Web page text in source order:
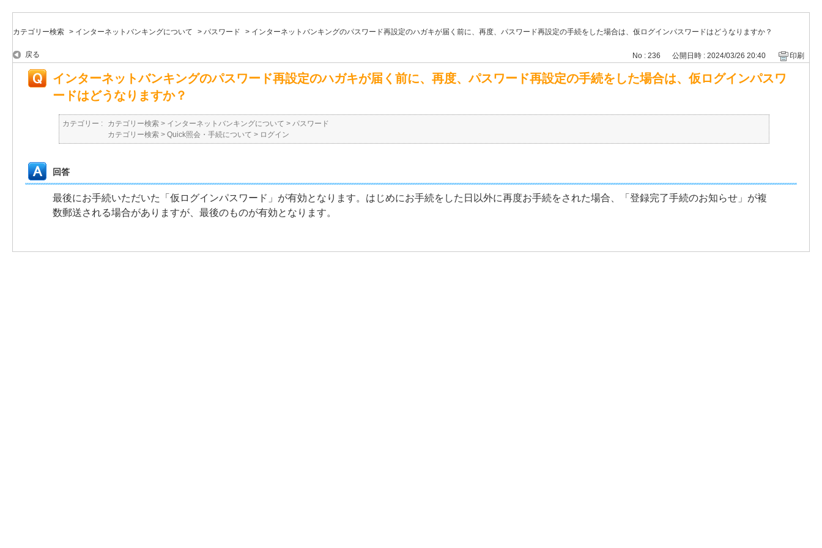
カテゴリー検索 > インターネットバンキングについて > パスワード > インターネットバンキングのパスワード再設定のハガキが届く前に、再度、パスワード再設定の手続をした場合は、仮ログインパスワードはどうなりますか？
戻る No : 236 公開日時 : 2024/03/26 20:40 印刷
インターネットバンキングのパスワード再設定のハガキが届く前に、再度、パスワード再設定の手続をした場合は、仮ログインパスワ
ードはどうなりますか？
カテゴリー : カテゴリー検索 > インターネットバンキングについて > パスワード
カテゴリー検索 > Quick照会・手続について > ログイン
回答
最後にお手続いただいた「仮ログインパスワード」が有効となります。はじめにお手続をした日以外に再度お手続をされた場合、「登録完了手続のお知らせ」が複
数郵送される場合がありますが、最後のものが有効となります。